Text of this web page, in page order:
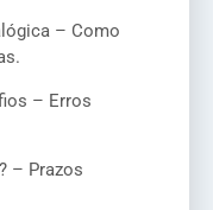
– Como
– Erros
– Prazos